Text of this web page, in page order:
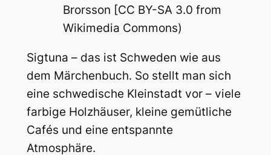
Brorsson [CC BY-SA 3.0 from
Wikimedia Commons)
Sigtuna – das ist Schweden wie aus
dem Märchenbuch. So stellt man sich
eine schwedische Kleinstadt vor – viele
farbige Holzhäuser, kleine gemütliche
Cafés und eine entspannte
Atmosphäre.